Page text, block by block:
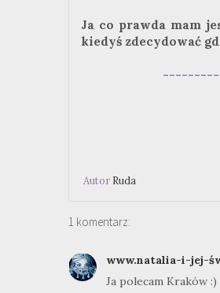
Ja co prawda mam
kiedyś zdecydować
Autor Ruda
1 komentarz:
www.natalia-i-jej-
Ja polecam Kraków :)